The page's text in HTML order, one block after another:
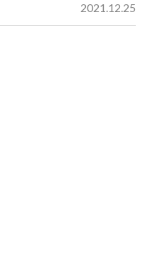
2021.12.25